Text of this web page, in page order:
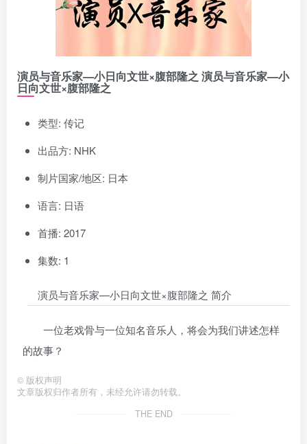
演员与音乐家—小日向文世×腹部隆之 演员与音乐家—小
日向文世×腹部隆之
类型: 传记
出品方: NHK
制片国家/地区: 日本
语言: 日语
首播: 2017
集数: 1
演员与音乐家—小日向文世×腹部隆之 简介
一位老戏骨与一位知名音乐人，将会为我们讲述怎样
的故事？
© 版权声明
文章版权归作者所有，未经允许请勿转载。
THE END